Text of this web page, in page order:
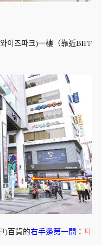
이즈파크)一樓（靠近BIFF
)百貨的右手邊第一間 ： 파